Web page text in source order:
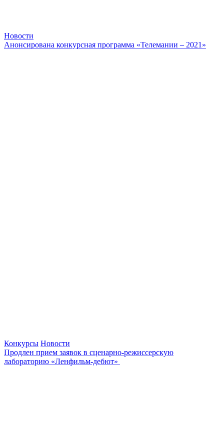
Новости
Анонсирована конкурсная программа «Телемании – 2021»
Конкурсы Новости
Продлен прием заявок в сценарно-режиссерскую
лабораторию «Ленфильм-дебют»